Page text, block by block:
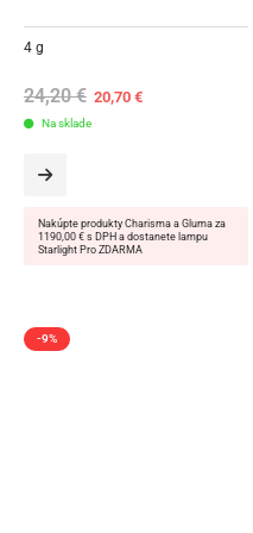
4 g
24,20€ Original
price
20,70€Current
Na sklade
Nakúpte produkty Charisma a Gluma za
1190,00 € s DPH a dostanete lampu
Starlight Pro ZDARMA
-9%